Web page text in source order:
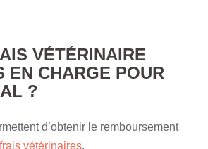
VÉTÉRINAIRE
EN CHARGE POUR
?
d’obtenir le remboursement
frais vétérinaires.